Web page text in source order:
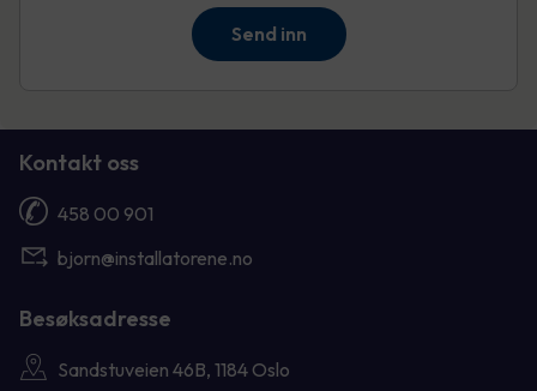
Send inn
Kontakt oss
458 00 901
bjorn@installatorene.no
Besøksadresse
Sandstuveien 46B, 1184 Oslo